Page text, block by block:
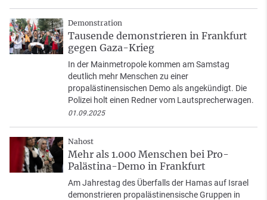
Demonstration
Tausende demonstrieren in Frankfurt
gegen Gaza-Krieg
In der Mainmetropole kommen am Samstag
deutlich mehr Menschen zu einer
propalästinensischen Demo als angekündigt. Die
Polizei holt einen Redner vom Lautsprecherwagen.
01.09.2025
Nahost
Mehr als 1.000 Menschen bei Pro-
Palästina-Demo in Frankfurt
Am Jahrestag des Überfalls der Hamas auf Israel
demonstrieren propalästinensische Gruppen in